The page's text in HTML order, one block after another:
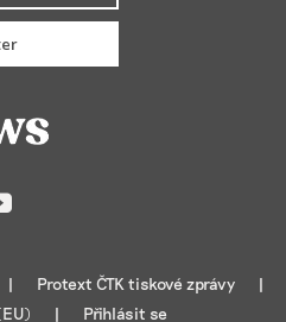
YouTube
Protext ČTK tiskové zprávy
Přihlásit se